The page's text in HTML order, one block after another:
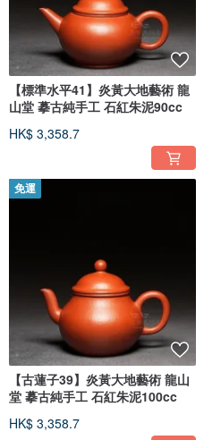
【標準水平41】炎黃大地藝術 龍
山堂 摹古純手工 石紅朱泥90cc
HK$ 3,358.7
免運
【古蓮子39】炎黃大地藝術 龍山
堂 摹古純手工 石紅朱泥100cc
HK$ 3,358.7